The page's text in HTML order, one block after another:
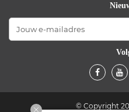
© Copyright